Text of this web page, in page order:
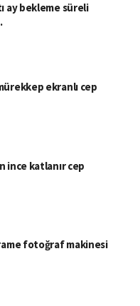
ay bekleme süreli
ekranlı cep
ince katlanır cep
fotoğraf makinesi